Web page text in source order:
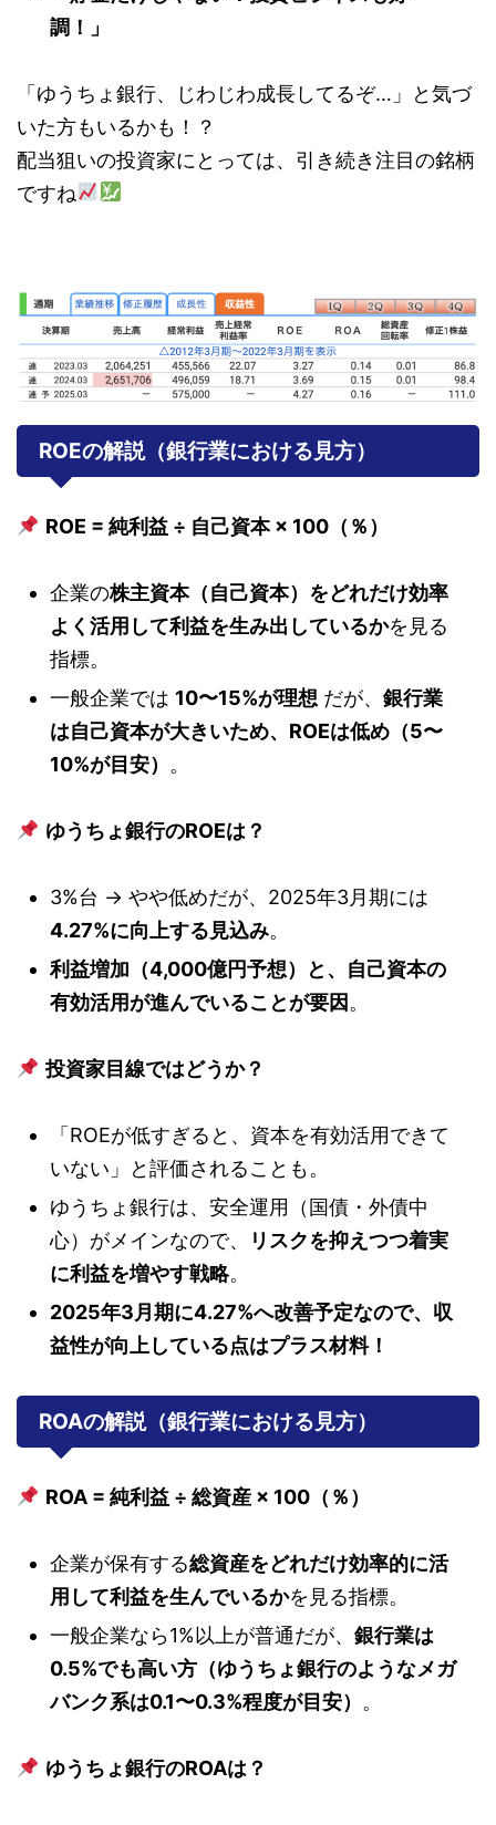
調！」
「ゆうちょ銀行、じわじわ成長してるぞ…」と気づ
いた方もいるかも！？
配当狙いの投資家にとっては、引き続き注目の銘柄
ですね
ROEの解説（銀行業における見方）
ROE = 純利益 ÷ 自己資本 × 100（％）
企業の株主資本（自己資本）をどれだけ効率
よく活用して利益を生み出しているかを見る
指標。
一般企業では 10〜15%が理想 だが、 銀行業
は自己資本が大きいため、ROEは低め（5〜
10%が目安） 。
ゆうちょ銀行のROEは？
3%台 → やや低めだが、2025年3月期には
4.27%に向上する見込み。
利益増加（4,000億円予想）と、自己資本の
有効活用が進んでいることが要因 。
投資家目線ではどうか？
「ROEが低すぎると、資本を有効活用できて
いない」と評価されることも。
ゆうちょ銀行は、安全運用（国債・外債中
心）がメインなので、
リスクを抑えつつ着実
に利益を増やす戦略。
2025年3月期に4.27%へ改善予定なので、収
益性が向上している点はプラス材料！
ROAの解説（銀行業における見方）
ROA = 純利益 ÷ 総資産 × 100（％）
企業が保有する総資産をどれだけ効率的に活
用して利益を生んでいるかを見る指標。
一般企業なら1%以上が普通だが、 銀行業は
0.5%でも高い方（ゆうちょ銀行のようなメガ
バンク系は0.1〜0.3%程度が目安） 。
ゆうちょ銀行のROAは？